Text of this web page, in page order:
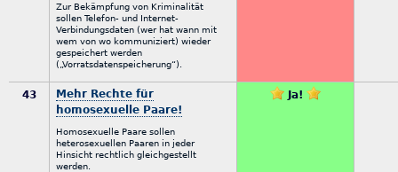
Zur Bekämpfung von Kriminalität
sollen Telefon- und Internet-
Verbindungsdaten (wer hat wann mit
wem von wo kommuniziert) wieder
gespeichert werden
(„Vorratsdatenspeicherung“).
43
Mehr Rechte für
homosexuelle Paare!
Homosexuelle Paare sollen
heterosexuellen Paaren in jeder
Hinsicht rechtlich gleichgestellt
werden.
Ja!